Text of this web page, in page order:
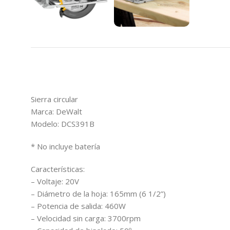
Sierra circular
Marca: DeWalt
Modelo: DCS391B
* No incluye batería
Características:
– Voltaje: 20V
– Diámetro de la hoja: 165mm (6 1/2”)
– Potencia de salida: 460W
– Velocidad sin carga: 3700rpm